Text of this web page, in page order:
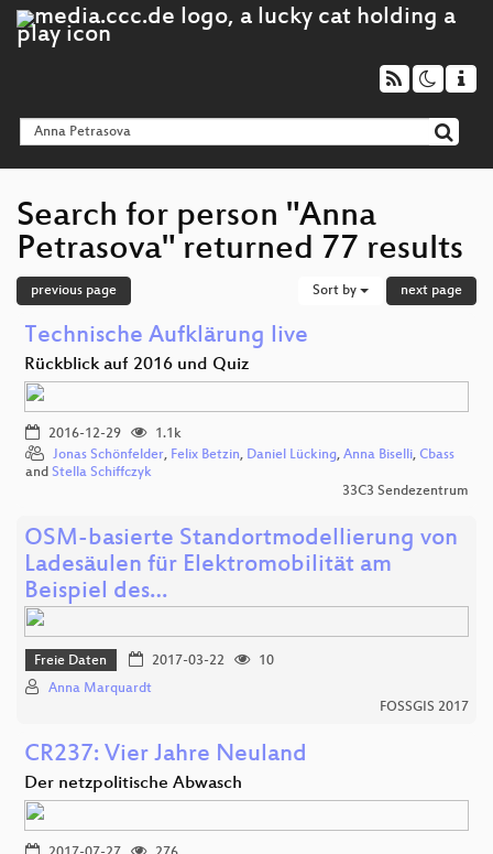
Search for person "Anna
Petrasova" returned 77 results
previous page Sort by next page
Technische Aufklärung live
Rückblick auf 2016 und Quiz
2016-12-29
1.1k
Jonas Schönfelder, Felix Betzin, Daniel Lücking, Anna Biselli, Cbass
and Stella Schiffczyk
33C3 Sendezentrum
OSM-basierte Standortmodellierung von
Ladesäulen für Elektromobilität am
Beispiel des…
Freie Daten 2017-03-22
10
Anna Marquardt
FOSSGIS 2017
CR237: Vier Jahre Neuland
Der netzpolitische Abwasch